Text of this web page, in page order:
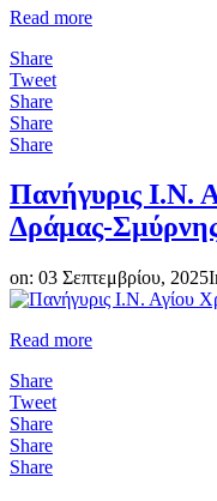
Read more
Share
Tweet
Share
Share
Share
Πανήγυρις Ι.Ν.
Δράμας-
on: 03 Σεπτεμβρίου, 2025
Read more
Share
Tweet
Share
Share
Share